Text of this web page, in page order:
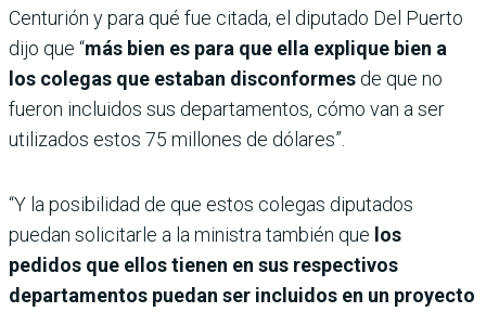
Centurión y para qué fue citada, el diputado Del Puerto
dijo que “más bien es para que ella explique bien a
los colegas que estaban disconformes de que no
fueron incluidos sus departamentos, cómo van a ser
utilizados estos 75 millones de dólares”.
“Y la posibilidad de que estos colegas diputados
puedan solicitarle a la ministra también que los
pedidos que ellos tienen en sus respectivos
departamentos puedan ser incluidos en un proyecto